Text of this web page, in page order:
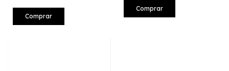
Comprar
Comprar